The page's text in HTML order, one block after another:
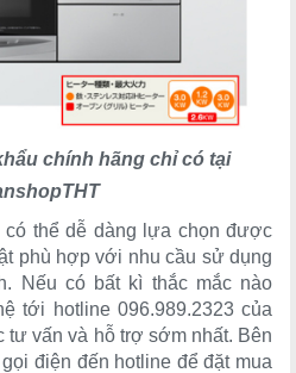
chính hãng chỉ có tại
có thể dễ dàng lựa chọn được
phù hợp với nhu cầu sử dụng
Nếu có bất kì thắc mắc nào
tới hotline 096.989.2323 của
tư vấn và hỗ trợ sớm nhất. Bên
điện đến hotline để đặt mua